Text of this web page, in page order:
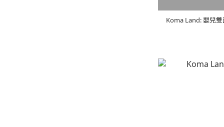
Koma Land: 嬰兒